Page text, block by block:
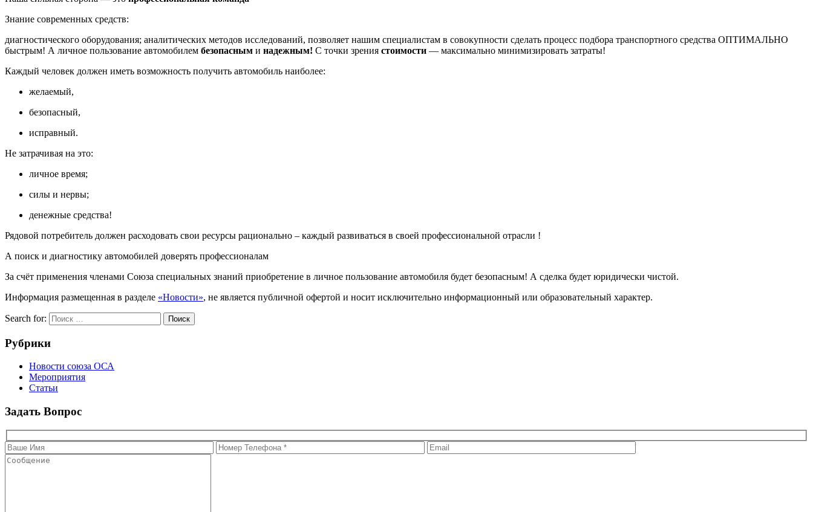
Знание современных средств:
диагностического оборудования; аналитических методов исследований, позволяет нашим специалистам в совокупности сделать процесс подбора транспортного средства ОПТИМАЛЬНО
быстрым! А личное пользование автомобилем безопасным и надежным! С точки зрения стоимости — максимально минимизировать затраты!
Каждый человек должен иметь возможность получить автомобиль наиболее:
желаемый,
безопасный,
исправный.
Не затрачивая на это:
личное время;
силы и нервы;
денежные средства!
Рядовой потребитель должен расходовать свои ресурсы рационально – каждый развиваться в своей профессиональной отрасли !
А поиск и диагностику автомобилей доверять профессионалам
За счёт применения членами Союза специальных знаний приобретение в личное пользование автомобиля будет безопасным! А сделка будет юридически чистой.
Информация размещенная в разделе «Новости», не является публичной офертой и носит исключительно информационный или образовательный характер.
Search for: Поиск
Рубрики
Новости союза ОСА
Мероприятия
Статьи
Задать Вопрос